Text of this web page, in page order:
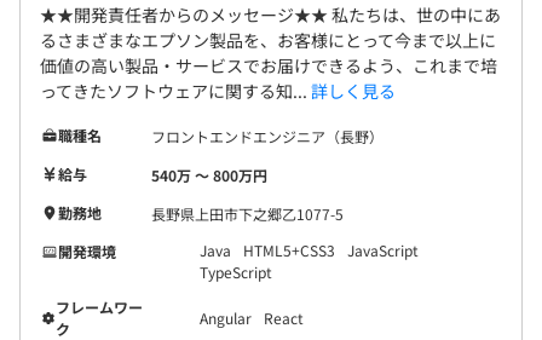
★★開発責任者からのメッセージ★★ 私たちは、世の中にあ
るさまざまなエプソン製品を、お客様にとって今まで以上に
価値の高い製品・サービスでお届けできるよう、これまで培
ってきたソフトウェアに関する知... 詳しく見る
職種名
フロントエンドエンジニア（長野）
給与
540万 〜 800万円
勤務地
長野県上田市下之郷乙1077-5
開発環境
Java HTML5+CSS3
JavaScript
TypeScript
フレームワー
ク
Angular React